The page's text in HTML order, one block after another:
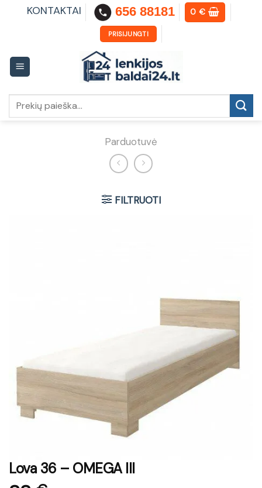
KONTAKTAI 656 88181 0€
PRISIJUNGTI
Parduotuvė
FILTRUOTI
Lova 36 – OMEGA III